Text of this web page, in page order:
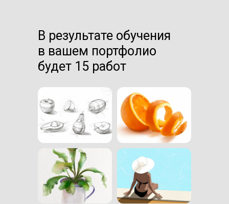
В результате обучения
в вашем портфолио
будет 15 работ